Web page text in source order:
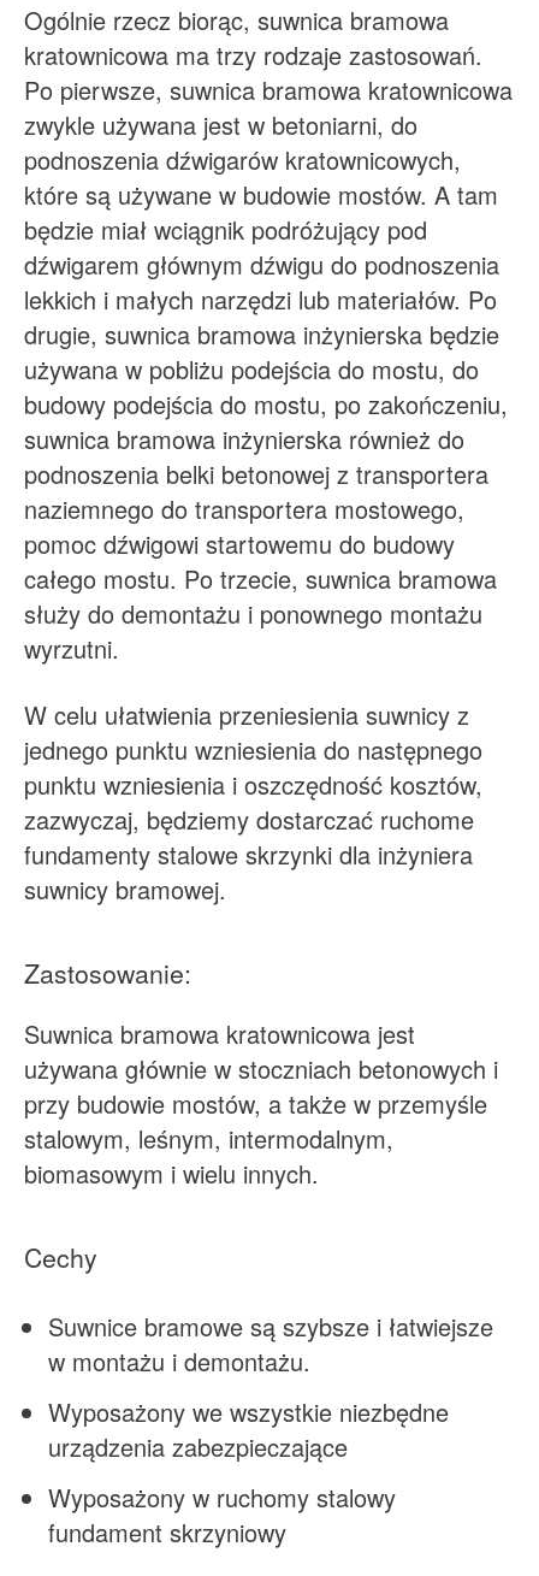
Ogólnie rzecz biorąc, suwnica bramowa
kratownicowa ma trzy rodzaje zastosowań.
Po pierwsze, suwnica bramowa kratownicowa
zwykle używana jest w betoniarni, do
podnoszenia dźwigarów kratownicowych,
które są używane w budowie mostów. A tam
będzie miał wciągnik podróżujący pod
dźwigarem głównym dźwigu do podnoszenia
lekkich i małych narzędzi lub materiałów. Po
drugie, suwnica bramowa inżynierska będzie
używana w pobliżu podejścia do mostu, do
budowy podejścia do mostu, po zakończeniu,
suwnica bramowa inżynierska również do
podnoszenia belki betonowej z transportera
naziemnego do transportera mostowego,
pomoc dźwigowi startowemu do budowy
całego mostu. Po trzecie, suwnica bramowa
służy do demontażu i ponownego montażu
wyrzutni.
W celu ułatwienia przeniesienia suwnicy z
jednego punktu wzniesienia do następnego
punktu wzniesienia i oszczędność kosztów,
zazwyczaj, będziemy dostarczać ruchome
fundamenty stalowe skrzynki dla inżyniera
suwnicy bramowej.
Zastosowanie:
Suwnica bramowa kratownicowa jest
używana głównie w stoczniach betonowych i
przy budowie mostów, a także w przemyśle
stalowym, leśnym, intermodalnym,
biomasowym i wielu innych.
Cechy
Suwnice bramowe są szybsze i łatwiejsze
w montażu i demontażu.
Wyposażony we wszystkie niezbędne
urządzenia zabezpieczające
Wyposażony w ruchomy stalowy
fundament skrzyniowy